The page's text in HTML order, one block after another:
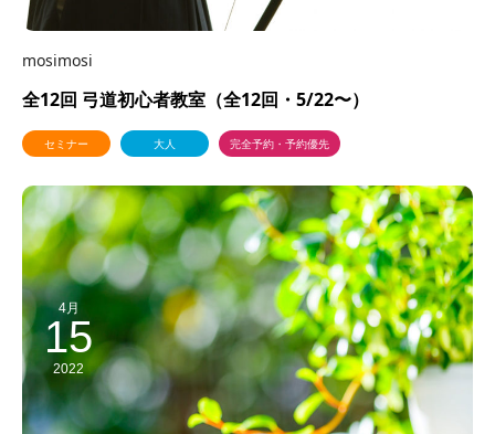
mosimosi
全12回 弓道初心者教室（全12回・5/22〜）
セミナー 大人 完全予約・予約優先
4月
15
2022